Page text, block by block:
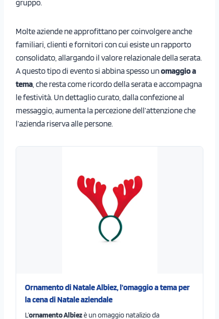
gruppo.
Molte aziende ne approfittano per coinvolgere anche
familiari, clienti e fornitori con cui esiste un rapporto
consolidato, allargando il valore relazionale della serata.
A questo tipo di evento si abbina spesso unomaggio a
tema, che resta come ricordo della serata e accompagna
le festività. Un dettaglio curato, dalla confezione al
messaggio, aumenta la percezione dell’attenzione che
l’azienda riserva alle persone.
Ornamento di Natale Albiez, l’omaggio a tema per
la cena di Natale aziendale
L’ornamento Albiezè un omaggio natalizio da